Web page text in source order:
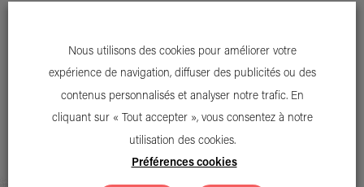
Crédit photo : Paul Bourdrel
Nous utilisons des cookies pour améliorer votre
expérience de navigation, diffuser des publicités ou des
contenus personnalisés et analyser notre trafic. En
cliquant sur « Tout accepter », vous consentez à notre
utilisation des cookies.
Préférences cookies